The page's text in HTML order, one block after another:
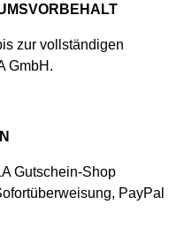
zur vollständigen
GmbH.
Gutschein-Shop
PayPal